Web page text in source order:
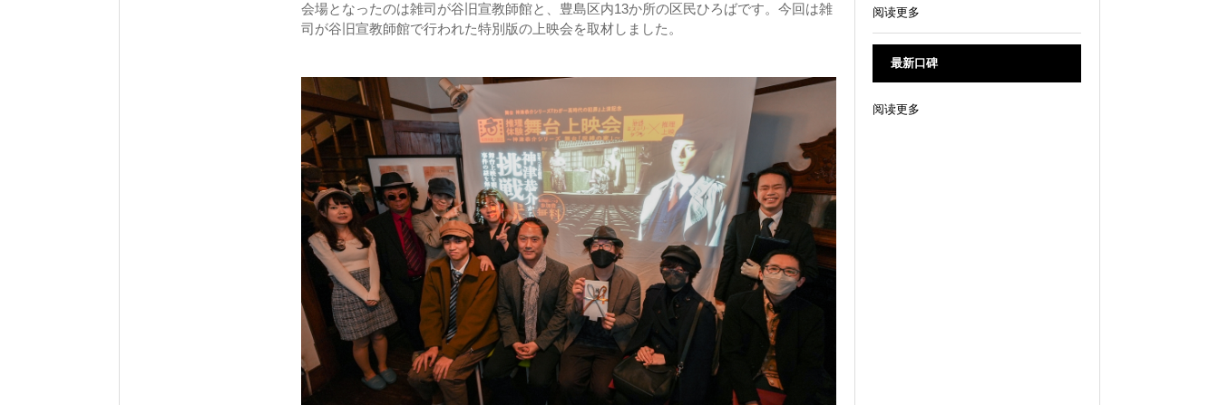
会場となったのは雑司が谷旧宣教師館と、豊島区内13か所の区民ひろばです。今回は雑
司が谷旧宣教師館で行われた特別版の上映会を取材しました。
阅读更多
最新口碑
阅读更多